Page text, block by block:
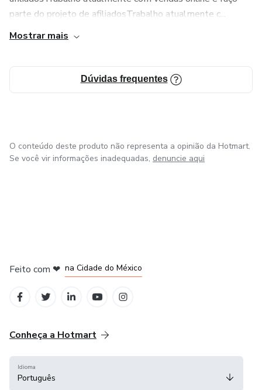
parte do projeto de afiliadosTrabalho atualmente c...
Mostrar mais
Dúvidas frequentes
O conteúdo deste produto não representa a opinião da Hotmart.
Se você vir informações inadequadas, denuncie aqui
Feito com ❤ na Cidade do México
Conheça a Hotmart
Idioma
Português